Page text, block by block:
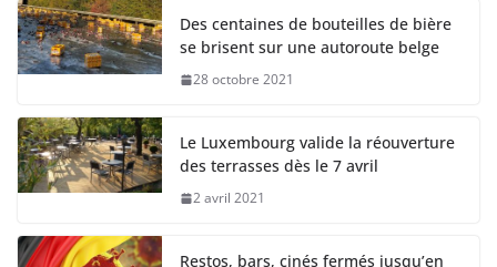
Des centaines de bouteilles de bière
se brisent sur une autoroute belge
28 octobre 2021
Le Luxembourg valide la réouverture
des terrasses dès le 7 avril
2 avril 2021
Restos, bars, cinés fermés jusqu’en